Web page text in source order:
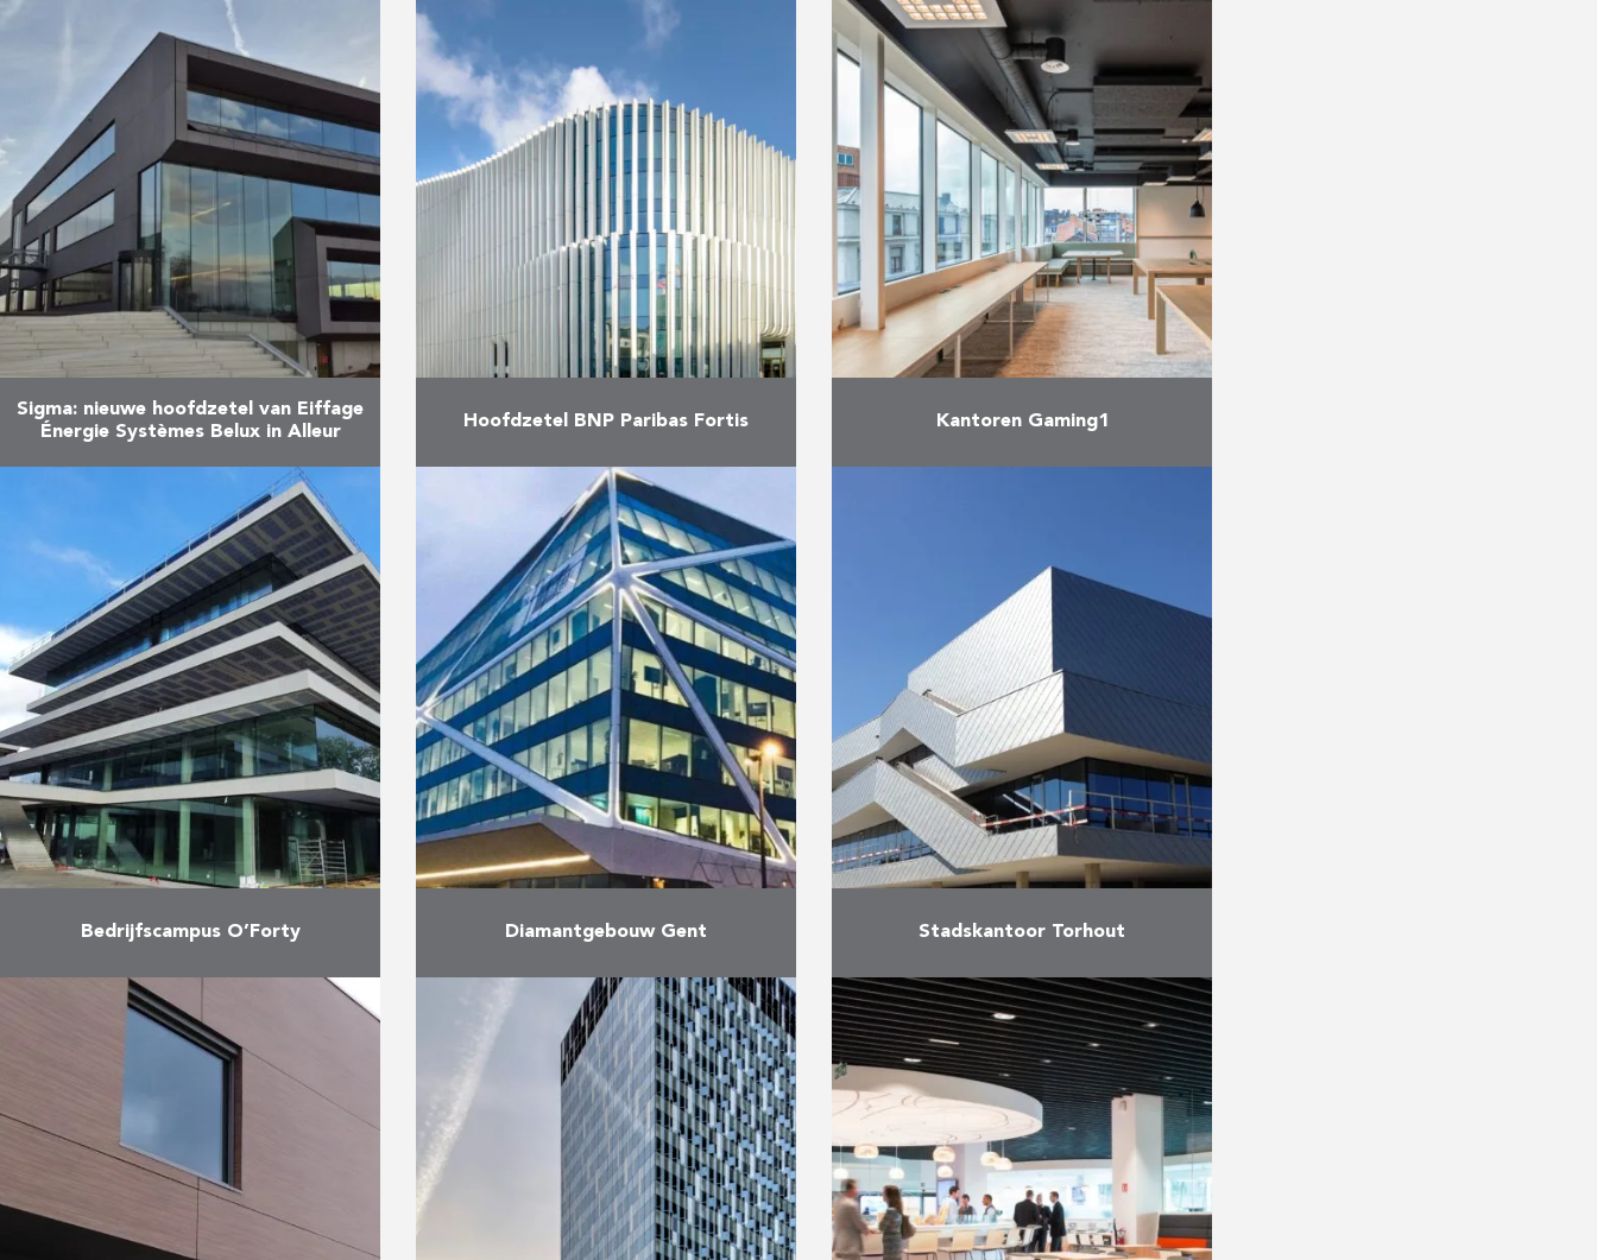
Sigma: nieuwe hoofdzetel van Eiffage
Énergie Systèmes Belux in Alleur
In de industriezone van Alleur
(nabij Luik) is Sigma, de
hoofdzetel van Eiffage Énergie
Systèmes, zowel het resultaat als
het uithangbord van de expertise
van …
Meer
Hoofdzetel BNP Paribas Fortis
Na vier jaar van intense
werkzaamheden, leverde Eiffage
Benelux in november 2021 het
emblematische nieuwe
hoofdkantoor van BNP Paribas
Fortis op. De nieuwe hoofdzetel is
…
Meer
Kantoren Gaming1
Belgische leider in kansspelen, dat
zijn zetel …
Meer
Bedrijfscampus O’Forty
In oktober 2020 werd de eerste
fase van bedrijfscampus O’Forty
in Oostkamp opgeleverd. AB was
samen met Vuylsteke
verantwoordelijk voor de
Meer
Diamantgebouw Gent
Het Diamantgebouw ligt op de
rand tussen de Gentse
Stationsbuurt en het zogenaamde
Wijkcentrum. Het concept
bestaat uit een stenen hand die
een glazen volume …
Meer
Stadskantoor Torhout
In maart 2012 startte AB met de
bouw van een nieuw kantoor voor
de stad Torhout. In totaal werd er
2.800 m² bovengronds gebouwd
en …
Meer